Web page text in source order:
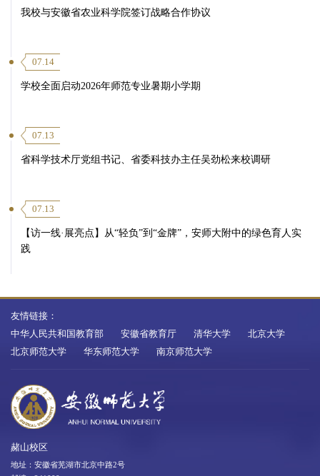
我校与安徽省农业科学院签订战略合作协议
07.14
学校全面启动2026年师范专业暑期小学期
07.13
省科学技术厅党组书记、省委科技办主任吴劲松来校调研
07.13
【访一线·展亮点】从“轻负”到“金牌”，安师大附中的绿色育人实
践
友情链接：
中华人民共和国教育部
安徽省教育厅 清华大学
北京大学
北京师范大学
华东师范大学 南京师范大学
赭山校区
地址：安徽省芜湖市北京中路2号